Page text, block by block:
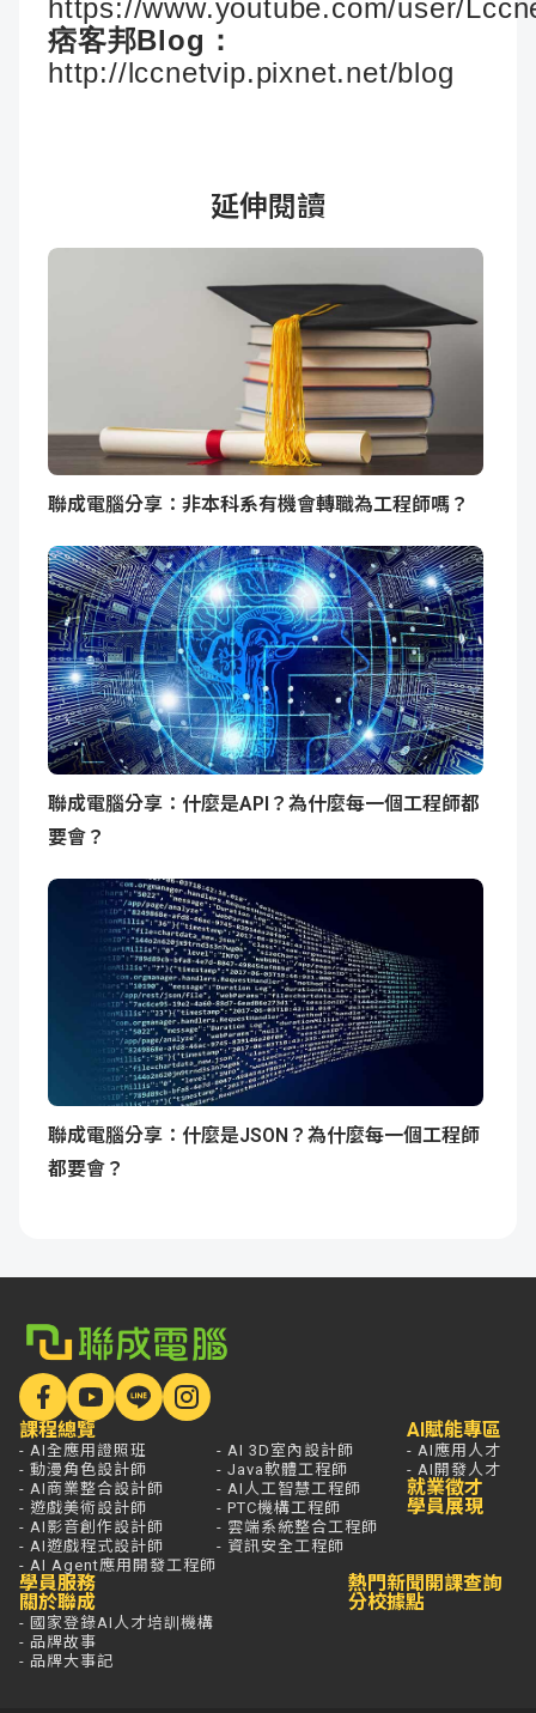
https://www.youtube.com/user/
痞客邦Blog：
http://lccnetvip.pixnet.net/blog
延伸閱讀
聯成電腦分享：非本科系有機會轉職為工程師嗎？
聯成電腦分享：什麼是API？為什麼每一個工程師都
要會？
聯成電腦分享：什麼是JSON？為什麼每一個工程師
都要會？
課程總覽
- AI全應用證照班
- 動漫角色設計師
- AI商業整合設計師
- 遊戲美術設計師
- AI影音創作設計師
- AI遊戲程式設計師
- AI Agent應用開發工程師
- AI 3D室內設計師
- Java軟體工程師
- AI人工智慧工程師
- PTC機構工程師
- 雲端系統整合工程師
- 資訊安全工程師
AI賦能專區
- AI應用人才
- AI開發人才
就業徵才
學員展現
學員服務
關於聯成
- 國家登錄AI人才培訓機構
- 品牌故事
- 品牌大事記
熱門新聞
分校據點
開課查詢